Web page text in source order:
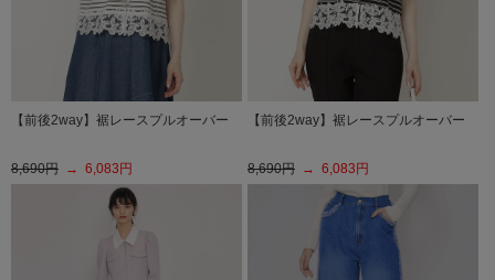
【前後2way】裾レースプルオーバー
8,690円 → 6,083円
【前後2way】裾レースプルオーバー
8,690円 → 6,083円